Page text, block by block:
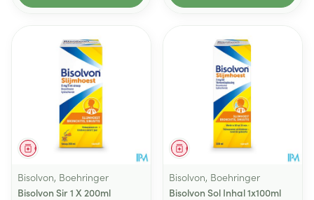
Geneesmiddel
Bisolvon, Boehringer
Bisolvon Sir 1 X 200ml
Geneesmiddel
Bisolvon, Boehringer
Bisolvon Sol Inhal 1x100ml